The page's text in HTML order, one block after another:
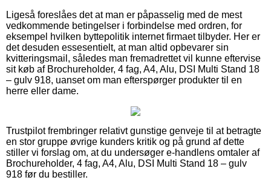
Ligeså foreslåes det at man er påpasselig med de mest
vedkommende betingelser i forbindelse med ordren, for
eksempel hvilken byttepolitik internet firmaet tilbyder. Her er
det desuden essesentielt, at man altid opbevarer sin
kvitteringsmail, således man fremadrettet vil kunne eftervise
sit køb af Brochureholder, 4 fag, A4, Alu, DSI Multi Stand 18
– gulv 918, uanset om man efterspørger produkter til en
herre eller dame.
Trustpilot frembringer relativt gunstige genveje til at betragte
en stor gruppe øvrige kunders kritik og på grund af dette
stiller vi forslag om, at du undersøger e-handlens omtaler af
Brochureholder, 4 fag, A4, Alu, DSI Multi Stand 18 – gulv
918 før du bestiller.